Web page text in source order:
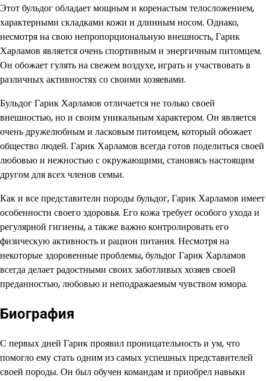
Этот бульдог обладает мощным и коренастым телосложением,
характерными складками кожи и длинным носом. Однако,
несмотря на свою непропорциональную внешность, Гарик
Харламов является очень спортивным и энергичным питомцем.
Он обожает гулять на свежем воздухе, играть и участвовать в
различных активностях со своими хозяевами.
Бульдог Гарик Харламов отличается не только своей
внешностью, но и своим уникальным характером. Он является
очень дружелюбным и ласковым питомцем, который обожает
общество людей. Гарик Харламов всегда готов поделиться своей
любовью и нежностью с окружающими, становясь настоящим
другом для всех членов семьи.
Как и все представители породы бульдог, Гарик Харламов имеет
особенности своего здоровья. Его кожа требует особого ухода и
регулярной гигиены, а также важно контролировать его
физическую активность и рацион питания. Несмотря на
некоторые здоровенные проблемы, бульдог Гарик Харламов
всегда делает радостными своих заботливых хозяев своей
преданностью, любовью и неподражаемым чувством юмора.
Биография
С первых дней Гарик проявил проницательность и ум, что
помогло ему стать одним из самых успешных представителей
своей породы. Он был обучен командам и приобрел навыки